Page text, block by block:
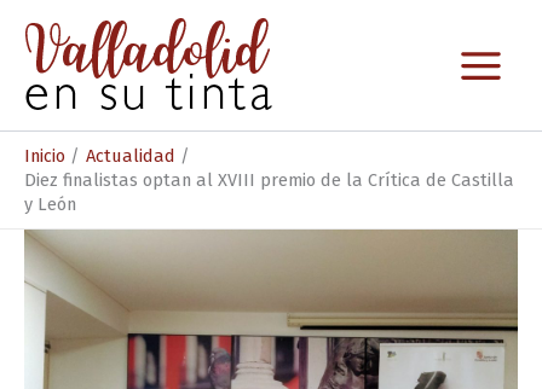
contenido
Inicio
Actualidad
Diez finalistas optan al XVIII premio de la Crítica de Castilla
y León